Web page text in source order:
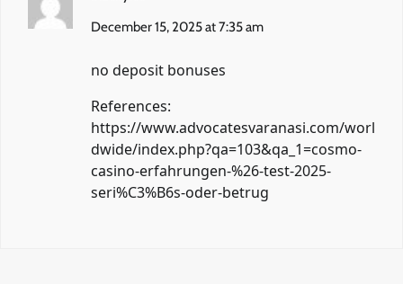
December 15, 2025 at 7:35 am
no deposit bonuses
References:
https://www.advocatesvaranasi.com/worl
dwide/index.php?qa=103&qa_1=cosmo-
casino-erfahrungen-%26-test-2025-
seri%C3%B6s-oder-betrug